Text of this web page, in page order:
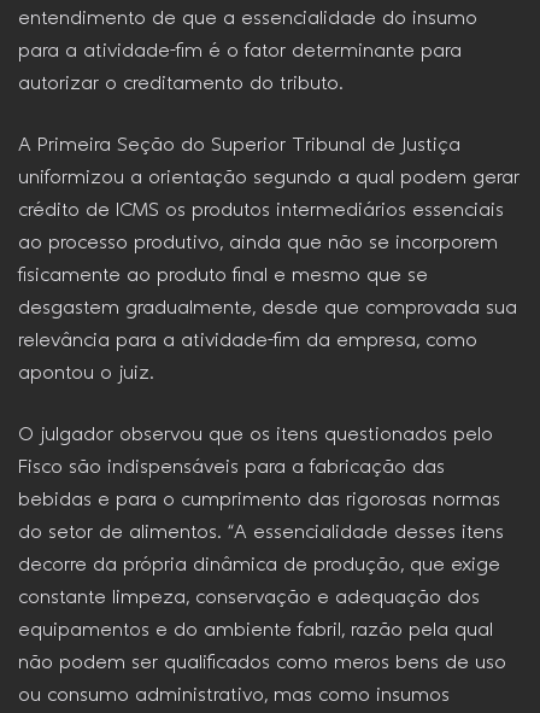
entendimento de que a essencialidade do insumo
para a atividade-fim é o fator determinante para
autorizar o creditamento do tributo.
A Primeira Seção do Superior Tribunal de Justiça
uniformizou a orientação segundo a qual podem gerar
crédito de ICMS os produtos intermediários essenciais
ao processo produtivo, ainda que não se incorporem
fisicamente ao produto final e mesmo que se
desgastem gradualmente, desde que comprovada sua
relevância para a atividade-fim da empresa, como
apontou o juiz.
O julgador observou que os itens questionados pelo
Fisco são indispensáveis para a fabricação das
bebidas e para o cumprimento das rigorosas normas
do setor de alimentos. “A essencialidade desses itens
decorre da própria dinâmica de produção, que exige
constante limpeza, conservação e adequação dos
equipamentos e do ambiente fabril, razão pela qual
não podem ser qualificados como meros bens de uso
ou consumo administrativo, mas como insumos